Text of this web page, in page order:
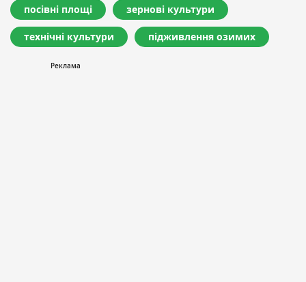
посівні площі зернові культури
технічні культури підживлення озимих